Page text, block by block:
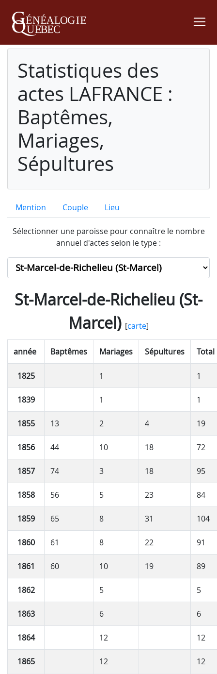
Statistiques des
actes LAFRANCE :
Baptêmes,
Mariages,
Sépultures
Mention Couple Lieu
Sélectionner une paroisse pour connaître le nombre
annuel d'actes selon le type :
St-Marcel-de-Richelieu (St-
Marcel)[carte]
année Baptêmes Mariages Sépultures Total
1825 1 1
1839 1 1
1855 13 2 4 19
1856 44 10 18 72
1857 74 3 18 95
1858 56 5 23 84
1859 65 8 31 104
1860 61 8 22 91
1861 60 10 19 89
1862 5 5
1863 6 6
1864 12 12
1865 12 12